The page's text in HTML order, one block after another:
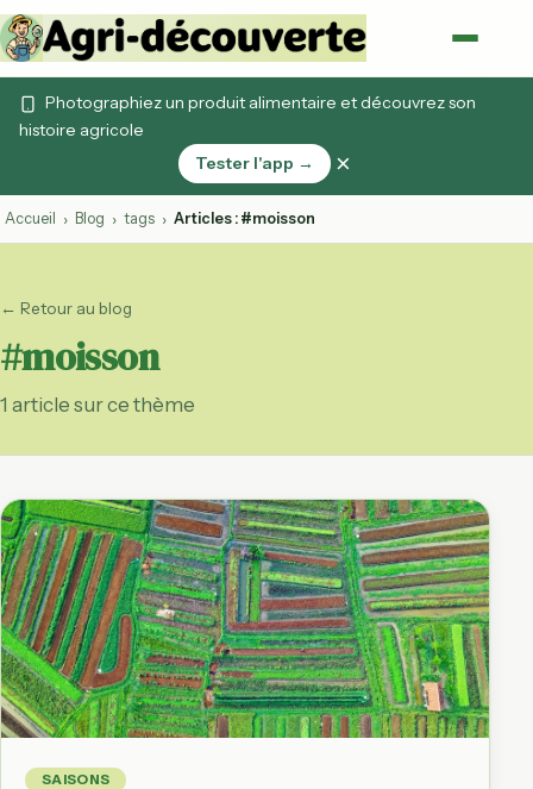
Photographiez un produit alimentaire et découvrez son
histoire agricole
Tester l'app →
×
Accueil › Blog › tags › Articles : #moisson
← Retour au blog
#moisson
1 article sur ce thème
SAISONS